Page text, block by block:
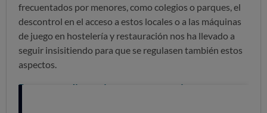
frecuentados por menores, como colegios o parques, el
descontrol en el acceso a estos locales o a las máquinas
de juego en hostelería y restauración nos ha llevado a
seguir insisitiendo para que se regulasen también estos
aspectos.
Pongamos distancia: apostar no es jugar